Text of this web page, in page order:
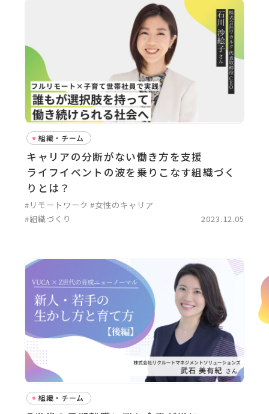
組織・チーム
キャリアの分断がない働き方を支援
ライフイベントの波を乗りこなす組織づく
りとは？
#リモートワーク #女性のキャリア
#組織づくり
2023.12.05
組織・チーム